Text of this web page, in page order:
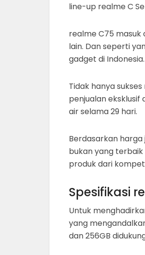
line-up realme C
realme C75 masuk
lain. Dan seperti
gadget di Indonesia.
Tidak hanya sukses
penjualan eksklusif
air selama 29 hari.
Berdasarkan harga
bukan yang
produk dari
Spesifikasi
Untuk
yang
dan 256GB